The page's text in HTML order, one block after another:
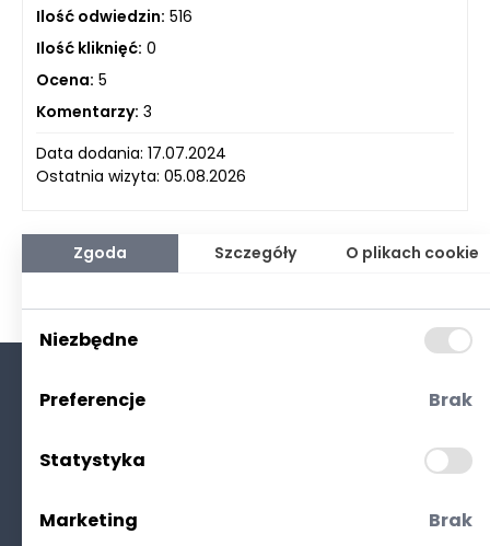
Ilość odwiedzin: 516
Ilość kliknięć: 0
Ocena: 5
Komentarzy: 3
Data dodania: 17.07.2024
Ostatnia wizyta: 05.08.2026
Polityka prywatności
Zgoda Szczegóły O plikach cookie
Niezbędne
Preferencje Brak
Statystyka
Marketing Brak